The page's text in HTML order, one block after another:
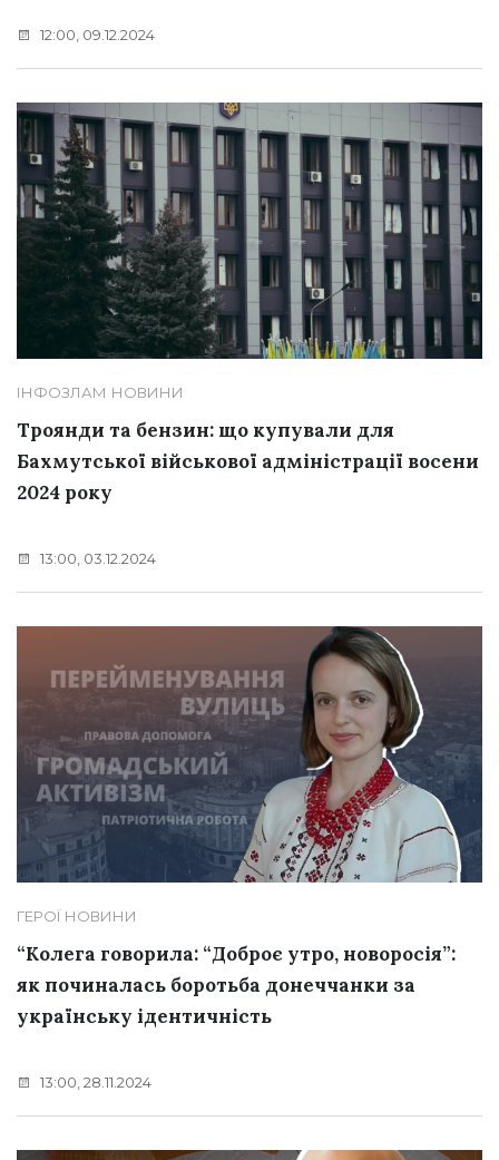
12:00, 09.12.2024
ІНФОЗЛАМ НОВИНИ
Троянди та бензин: що купували для
Бахмутської військової адміністрації восени
2024 року
13:00, 03.12.2024
ГЕРОЇ НОВИНИ
“Колега говорила: “Доброє утро, новоросія”:
як починалась боротьба донеччанки за
українську ідентичність
13:00, 28.11.2024